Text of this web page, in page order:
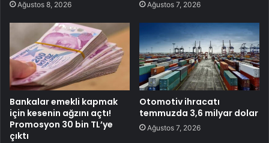
Ağustos 8, 2026 Ağustos 7, 2026
Bankalar emekli kapmak
için kesenin ağzını açtı!
Promosyon 30 bin TL’ye
çıktı
Otomotiv ihracatı
temmuzda 3,6 milyar dolar
Ağustos 7, 2026